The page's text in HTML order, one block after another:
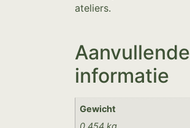
ateliers.
Aanvullende
informatie
Gewicht